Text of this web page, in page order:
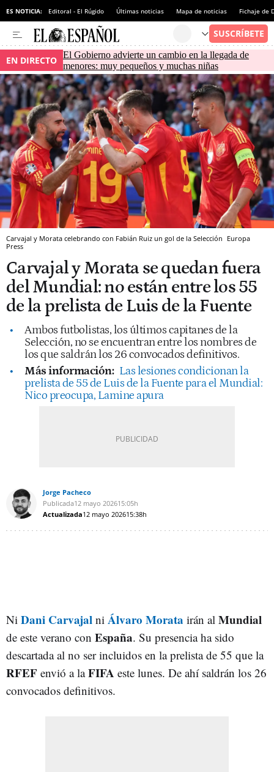
ES NOTICIA: Editoral - El Rúgido Últimas noticias Mapa de noticias Fichaje de
EN DIRECTO El Gobierno advierte un cambio en la llegada de
menores: muy pequeños y muchas niñas
Carvajal y Morata celebrando con Fabián Ruiz un gol de la Selección Europa
Press
Carvajal y Morata se quedan fuera
del Mundial: no están entre los 55
de la prelista de Luis de la Fuente
Ambos futbolistas, los últimos capitanes de la
Selección, no se encuentran entre los nombres de
los que saldrán los 26 convocados definitivos.
Más información: Las lesiones condicionan la
prelista de 55 de Luis de la Fuente para el Mundial:
Nico preocupa, Lamine apura
Jorge Pacheco
Publicada12 mayo 202615:05h
Actualizada12 mayo 202615:38h
Ni Dani Carvajal ni Álvaro Morata irán al Mundial
de este verano con España. Su presencia ha sido
descartada al no ser incluidos en la prelista de 55 que la
RFEF envió a laFIFA este lunes. De ahí saldrán los 26
convocados definitivos.